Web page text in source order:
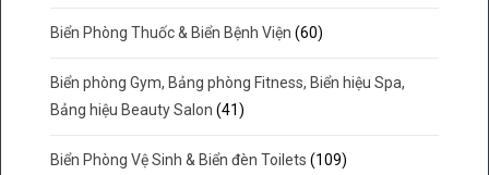
Biển Phòng Thuốc & Biển Bệnh Viện (60)
Biển phòng Gym, Bảng phòng Fitness, Biển hiệu Spa,
Bảng hiệu Beauty Salon (41)
Biển Phòng Vệ Sinh & Biển đèn Toilets (109)